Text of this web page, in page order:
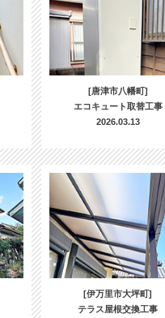
[唐津市八幡町]
エコキュート取替工事
2026.03.13
[伊万里市大坪町]
テラス屋根交換工事